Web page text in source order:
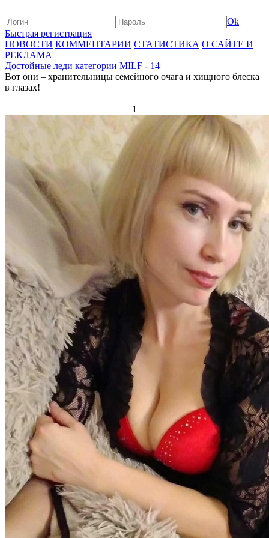
Ok
Быстрая регистрация
НОВОСТИ КОММЕНТАРИИ СТАТИСТИКА О САЙТЕ И
РЕКЛАМА
Достойные леди категории MILF - 14
Вот они – хранительницы семейного очага и хищного блеска
в глазах!
1